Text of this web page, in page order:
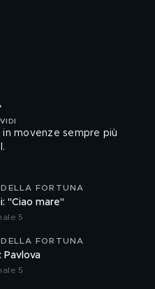
in movenze sempre più
FORTUNA
"Ciao mare"
5
FORTUNA
Pavlova
5